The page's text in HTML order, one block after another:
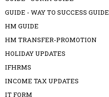
GUIDE - WAY TO SUCCESS GUIDE
HM GUIDE
HM TRANSFER-PROMOTION
HOLIDAY UPDATES
IFHRMS
INCOME TAX UPDATES
IT FORM